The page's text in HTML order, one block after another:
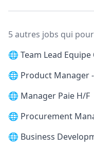
5 autres jobs qui
🌐 Team Lead
🌐 Product Manager
🌐 Manager Paie H/F
🌐 Procurement
🌐 Business